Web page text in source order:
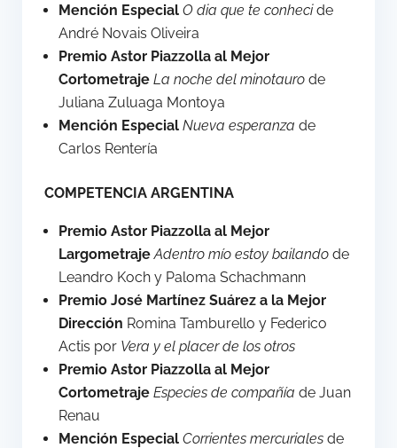
Mención Especial O dia que te conhecide
André Novais Oliveira
Premio Astor Piazzolla al Mejor
Cortometraje La noche del minotauro de
Juliana Zuluaga Montoya
Mención Especial Nueva esperanza de
Carlos Rentería
COMPETENCIA ARGENTINA
Premio Astor Piazzolla al Mejor
LargometrajeAdentro mío estoy bailando de
Leandro Koch y Paloma Schachmann
Premio José Martínez Suárez a la Mejor
Dirección Romina Tamburello y Federico
Actis por Vera y el placer de los otros
Premio Astor Piazzolla al Mejor
Cortometraje Especies de compañía de Juan
Renau
Mención Especial Corrientes mercuriales de